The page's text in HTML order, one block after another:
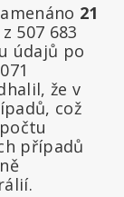
21
507 683
údajů po
že v
což
případů